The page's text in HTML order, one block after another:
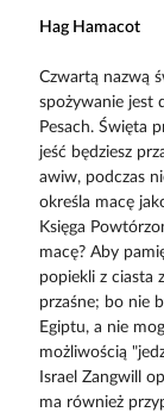
Hag Hamacot
Czwartą nazwą
spożywanie jest
Pesach. Święta
jeść będziesz
awiw, podczas
określa macę
Księga
macę? Aby
popiekli z ciasta
przaśne; bo nie
Egiptu, a nie
możliwością
Israel Zangwill
ma również